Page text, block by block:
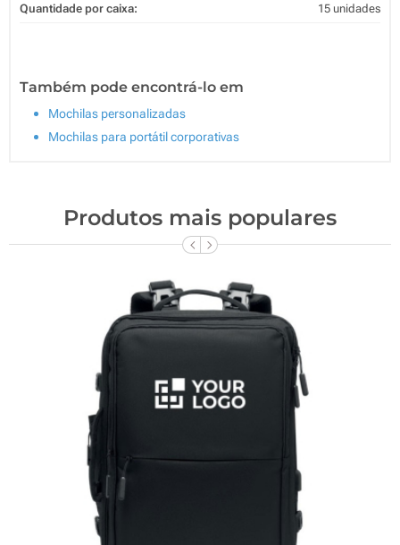
Quantidade por caixa: 15 unidades
Também pode encontrá-lo em
Mochilas personalizadas
Mochilas para portátil corporativas
Produtos mais populares